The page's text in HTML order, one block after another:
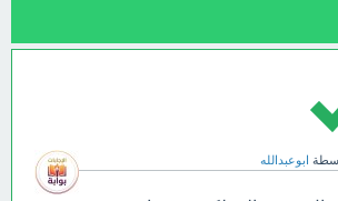
ابوعبدالله